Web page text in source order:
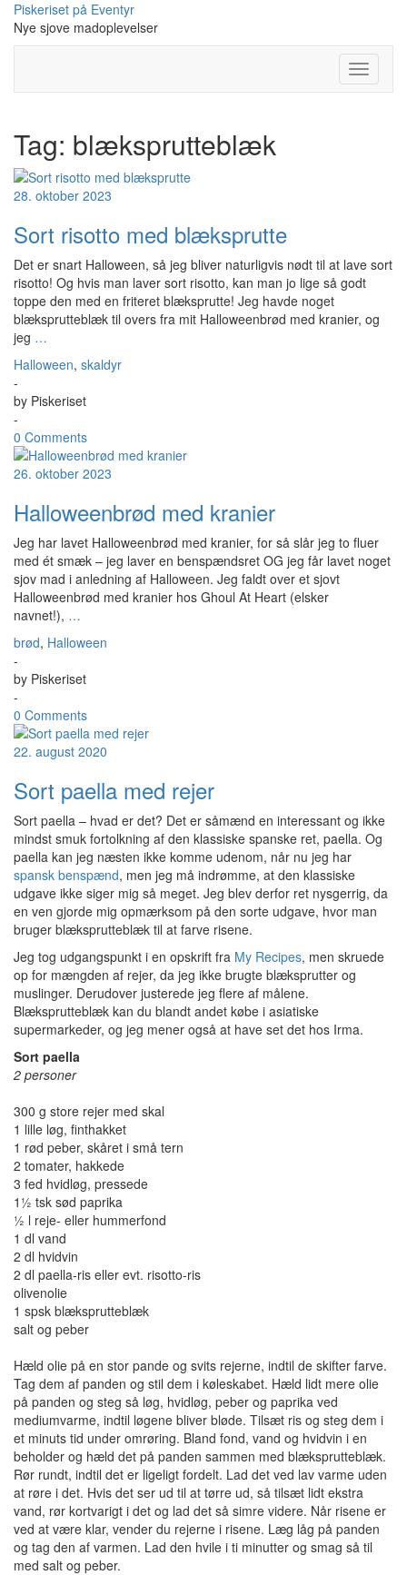
Skip
content
Piskeriset på Eventyr
Nye sjove madoplevelser
Toggle
Tag: blæksprutteblæk
28. oktober 2023
Sort risotto med blæksprutte
Det er snart Halloween, så jeg bliver naturligvis nødt til at lave sort
risotto! Og hvis man laver sort risotto, kan man jo lige så godt
toppe den med en friteret blæksprutte! Jeg havde noget
blæksprutteblæk til overs fra mit Halloweenbrød med kranier, og
jeg …
Halloween, skaldyr
-
by Piskeriset
-
0 Comments
26. oktober 2023
Halloweenbrød med kranier
Jeg har lavet Halloweenbrød med kranier, for så slår jeg to fluer
med ét smæk – jeg laver en benspændsret OG jeg får lavet noget
sjov mad i anledning af Halloween. Jeg faldt over et sjovt
Halloweenbrød med kranier hos Ghoul At Heart (elsker
navnet!), …
brød, Halloween
-
by Piskeriset
-
0 Comments
22. august 2020
Sort paella med rejer
Sort paella – hvad er det? Det er såmænd en interessant og ikke
mindst smuk fortolkning af den klassiske spanske ret, paella. Og
paella kan jeg næsten ikke komme udenom, når nu jeg har
spansk benspænd, men jeg må indrømme, at den klassiske
udgave ikke siger mig så meget. Jeg blev derfor ret nysgerrig, da
en ven gjorde mig opmærksom på den sorte udgave, hvor man
bruger blæksprutteblæk til at farve risene.
Jeg tog udgangspunkt i en opskrift fra My Recipes, men skruede
op for mængden af rejer, da jeg ikke brugte blæksprutter og
muslinger. Derudover justerede jeg flere af målene.
Blæksprutteblæk kan du blandt andet købe i asiatiske
supermarkeder, og jeg mener også at have set det hos Irma.
Sort paella
2 personer
300 g store rejer med skal
1 lille løg, finthakket
1 rød peber, skåret i små tern
2 tomater, hakkede
3 fed hvidløg, pressede
1½ tsk sød paprika
½ l reje- eller hummerfond
1 dl vand
2 dl hvidvin
2 dl paella-ris eller evt. risotto-ris
olivenolie
1 spsk blæksprutteblæk
salt og peber
Hæld olie på en stor pande og svits rejerne, indtil de skifter farve.
Tag dem af panden og stil dem i køleskabet. Hæld lidt mere olie
på panden og steg så løg, hvidløg, peber og paprika ved
mediumvarme, indtil løgene bliver bløde. Tilsæt ris og steg dem i
et minuts tid under omrøring. Bland fond, vand og hvidvin i en
beholder og hæld det på panden sammen med blæksprutteblæk.
Rør rundt, indtil det er ligeligt fordelt. Lad det ved lav varme uden
at røre i det. Hvis det ser ud til at tørre ud, så tilsæt lidt ekstra
vand, rør kortvarigt i det og lad det så simre videre. Når risene er
ved at være klar, vender du rejerne i risene. Læg låg på panden
og tag den af varmen. Lad den hvile i ti minutter og smag så til
med salt og peber.